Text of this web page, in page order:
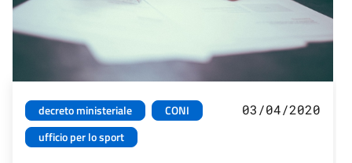
decreto ministeriale
CONI
ufficio per lo sport
03/04/2020